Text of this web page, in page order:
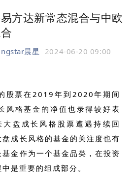
方达新常态混合与中欧
晨星
2024-06-20 09:00
股票在2019年到2020年期间
风格基金的净值也录得较好表
盘成长风格股票遭遇持续回
成长风格的基金的关注度也有
金作为一个基金品类，在投资
是重要的组成部分。